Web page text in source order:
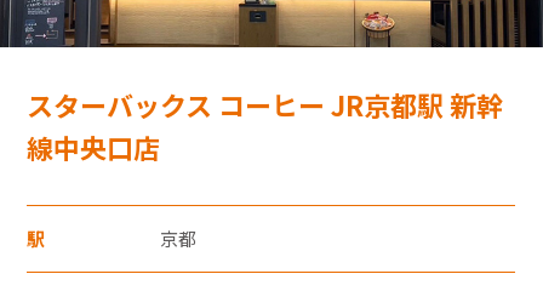
モバイルオーダーサービス
採用情報
特産品や名産品たちを産地からみなさまのもとへお届けするサ
auPayマーケット
スターバックス コーヒー JR京都駅 新幹
線中央口店
駅 京都